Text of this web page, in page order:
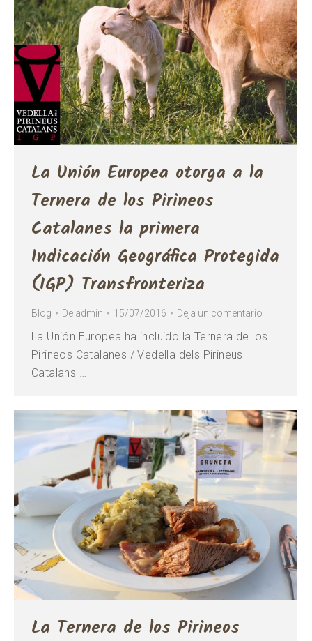
La Unión Europea otorga a la
Ternera de los Pirineos
Catalanes la primera
Indicación Geográfica Protegida
(IGP) Transfronteriza
Blog De admin 15/07/2016 Deja un comentario
La Unión Europea ha incluido la Ternera de los
Pirineos Catalanes / Vedella dels Pirineus
Catalans …
La Ternera de los Pirineos